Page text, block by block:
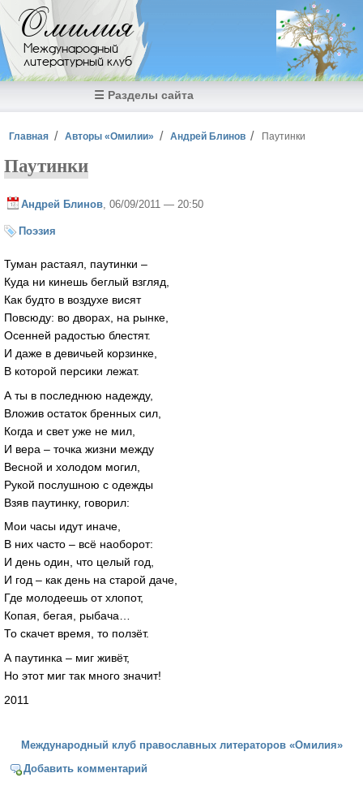
Перейти к основному содержанию
Омилия
Международный
литературный клуб
☰ Разделы сайта
Вы здесь
Главная Авторы «Омилии» Андрей Блинов Паутинки
Паутинки
Андрей Блинов , 06/09/2011 — 20:50
Поэзия
Туман растаял, паутинки –
Куда ни кинешь беглый взгляд,
Как будто в воздухе висят
Повсюду: во дворах, на рынке,
Осенней радостью блестят.
И даже в девичьей корзинке,
В которой персики лежат.
А ты в последнюю надежду,
Вложив остаток бренных сил,
Когда и свет уже не мил,
И вера – точка жизни между
Весной и холодом могил,
Рукой послушною с одежды
Взяв паутинку, говорил:
Мои часы идут иначе,
В них часто – всё наоборот:
И день один, что целый год,
И год – как день на старой даче,
Где молодеешь от хлопот,
Копая, бегая, рыбача…
То скачет время, то ползёт.
А паутинка – миг живёт,
Но этот миг так много значит!
2011
Международный клуб православных литераторов «Омилия»
Добавить комментарий